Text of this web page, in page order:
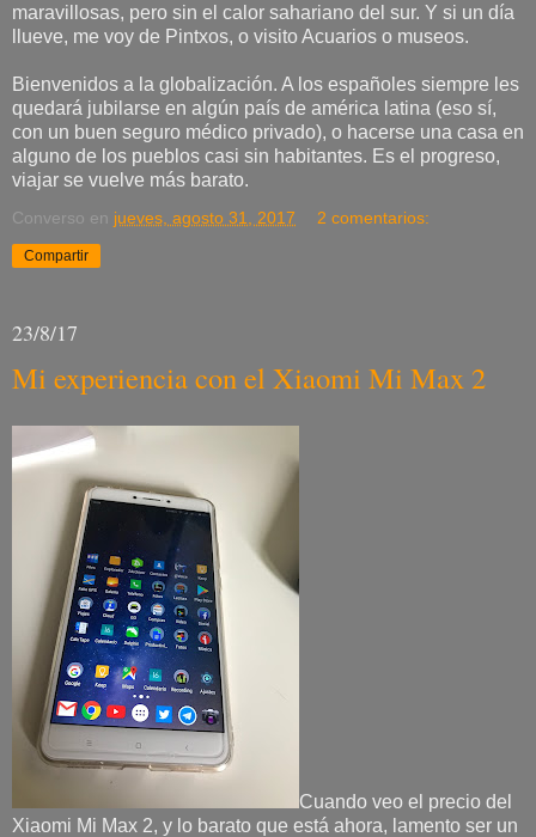
maravillosas, pero sin el calor sahariano del sur. Y si un día
llueve, me voy de Pintxos, o visito Acuarios o museos.
Bienvenidos a la globalización. A los españoles siempre les
quedará jubilarse en algún país de américa latina (eso sí,
con un buen seguro médico privado), o hacerse una casa en
alguno de los pueblos casi sin habitantes. Es el progreso,
viajar se vuelve más barato.
Converso en jueves, agosto 31, 2017 2 comentarios:
Compartir
23/8/17
Mi experiencia con el Xiaomi Mi Max 2
Cuando veo el precio del
Xiaomi Mi Max 2, y lo barato que está ahora, lamento ser un